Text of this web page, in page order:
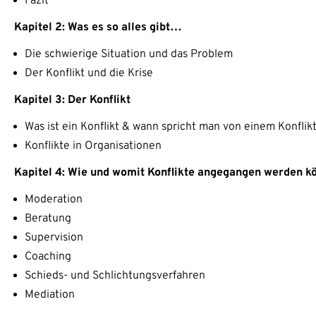
Kapitel 2: Was es so alles gibt…
Die schwierige Situation und das Problem
Der Konflikt und die Krise
Kapitel 3: Der Konflikt
Was ist ein Konflikt & wann spricht man von einem
Konflikte in Organisationen
Kapitel 4: Wie und womit Konflikte angegangen werden
Moderation
Beratung
Supervision
Coaching
Schieds- und Schlichtungsverfahren
Mediation